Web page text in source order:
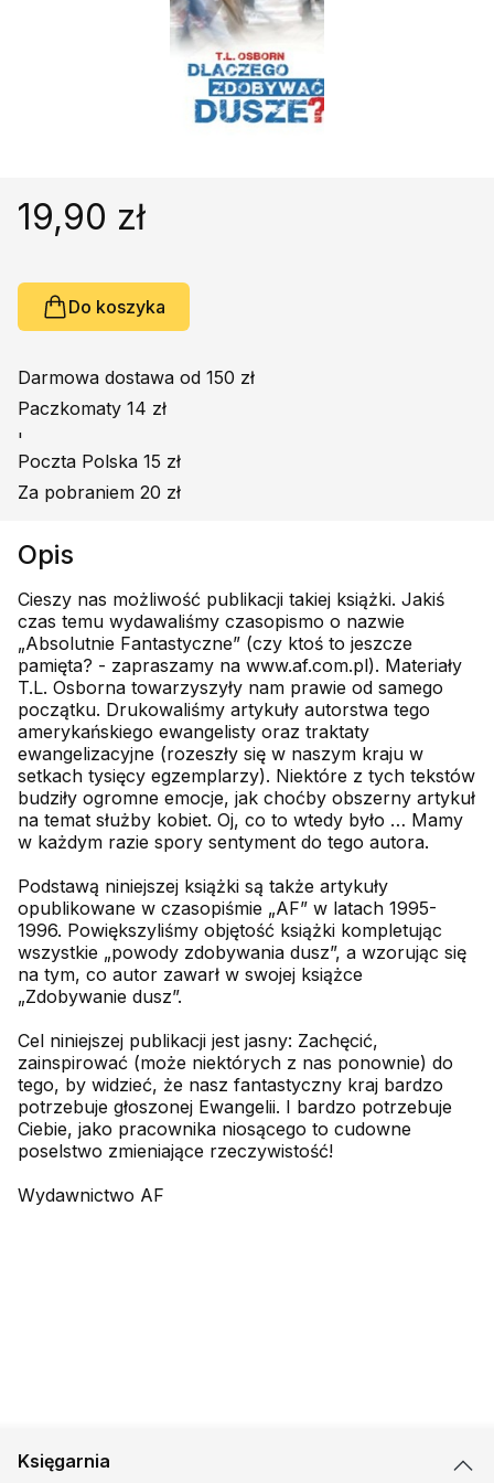
Książki obcojęzyczne
Poradniki, leksykony...
Inne
Podręczniki szkolne
Promocja
19,90 zł
Do koszyka
Darmowa dostawa od 150 zł
Paczkomaty 14 zł
'
Poczta Polska 15 zł
Za pobraniem 20 zł
Opis
Cieszy nas możliwość publikacji takiej książki. Jakiś
czas temu wydawaliśmy czasopismo o nazwie
„Absolutnie Fantastyczne” (czy ktoś to jeszcze
pamięta? - zapraszamy na www.af.com.pl). Materiały
T.L. Osborna towarzyszyły nam prawie od samego
początku. Drukowaliśmy artykuły autorstwa tego
amerykańskiego ewangelisty oraz traktaty
ewangelizacyjne (rozeszły się w naszym kraju w
setkach tysięcy egzemplarzy). Niektóre z tych tekstów
budziły ogromne emocje, jak choćby obszerny artykuł
na temat służby kobiet. Oj, co to wtedy było … Mamy
w każdym razie spory sentyment do tego autora.
Podstawą niniejszej książki są także artykuły
opublikowane w czasopiśmie „AF” w latach 1995-
1996. Powiększyliśmy objętość książki kompletując
wszystkie „powody zdobywania dusz”, a wzorując się
na tym, co autor zawarł w swojej książce
„Zdobywanie dusz”.
Cel niniejszej publikacji jest jasny: Zachęcić,
zainspirować (może niektórych z nas ponownie) do
tego, by widzieć, że nasz fantastyczny kraj bardzo
potrzebuje głoszonej Ewangelii. I bardzo potrzebuje
Ciebie, jako pracownika niosącego to cudowne
poselstwo zmieniające rzeczywistość!
Wydawnictwo AF
Księgarnia